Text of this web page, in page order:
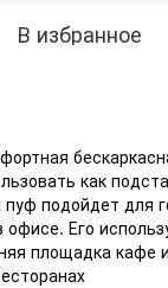
В избранное
как
подойдет для
Его
площадка кафе